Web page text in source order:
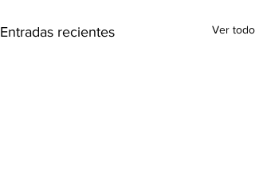
Entradas recientes Ver todo